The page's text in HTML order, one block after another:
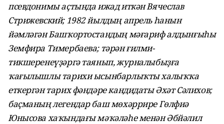
псевдонимы аҫтында ижад иткән Вячеслав
Стрижевский; 1982 йылдың апрель һанын
йәмләгән Башҡортостандың мәғариф алдынғыһы
Земфира Тимербаева; тәрән ғилми-
тикшеренеүҙәргә таянып, журналыбыҙға
ҡағылышлы тарихи ысынбарлыҡты халыҡҡа
еткергән тарих фәндәре кандидаты Әхәт Сәлихов;
баҫманың легендар баш мөхәррире Гөлфиә
Юнысова хаҡындағы мәҡәләһе менән Әбйәлил